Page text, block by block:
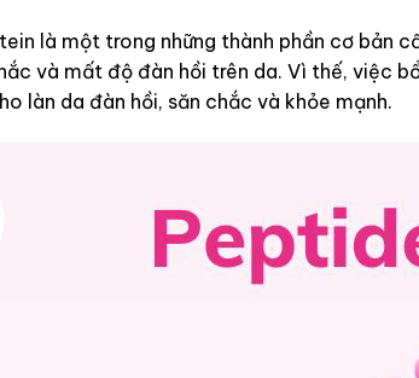
là một trong những thành phần cơ bản
và mất độ đàn hồi trên da. Vì thế, việc
làn da đàn hồi, săn chắc và khỏe mạnh.